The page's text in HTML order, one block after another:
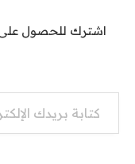
اشترك للحصول على
كتابة بريدك الإلكتروني...